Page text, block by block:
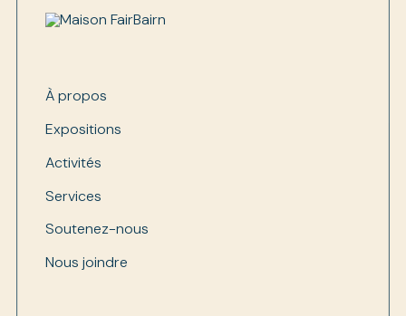
À propos
Expositions
Activités
Services
Soutenez-nous
Nous joindre